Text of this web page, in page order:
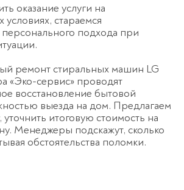
оказание услуги на
стараемся
подхода при
ремонт стиральных машин LG
«Эко-сервис» проводят
восстановление бытовой
выезда на дом. Предлагаем
уточнить итоговую стоимость на
Менеджеры подскажут, сколько
обстоятельства поломки.